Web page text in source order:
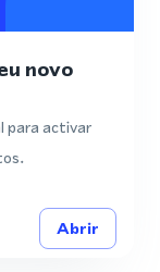
novo
para activar
Abrir